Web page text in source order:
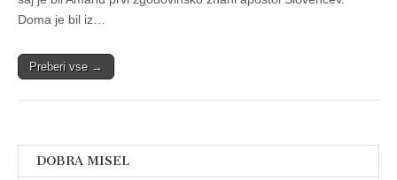
Doma je bil iz…
Preberi vse →
DOBRA MISEL